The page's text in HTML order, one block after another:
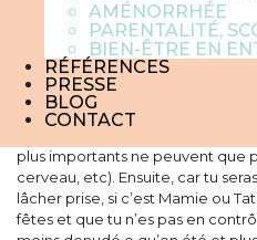
AMÉNORRHÉE
PARENTALITÉ,
BIEN-ÊTRE EN
RÉFÉRENCES
PRESSE
BLOG
CONTACT
que tu peux retrouver ici!
Depuis mes premiers pas en
recul, je me dis que les fêtes
idéal pour se lancer dans la
plus importants ne peuvent que
cerveau, etc). Ensuite, car tu
lâcher prise, si c’est Mamie ou
fêtes et que tu n’es pas en